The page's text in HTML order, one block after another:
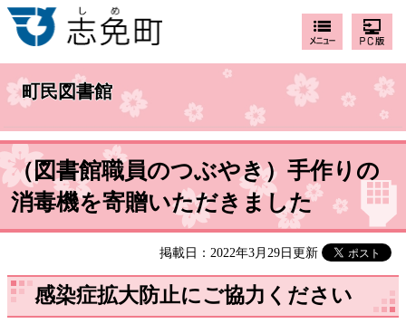
町民図書館
（図書館職員のつぶやき）手作りの
消毒機を寄贈いただきました
掲載日：2022年3月29日更新
感染症拡大防止にご協力ください